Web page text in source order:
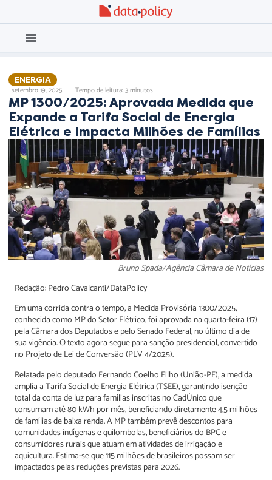
ENERGIA
setembro 19, 2025 Tempo de leitura: 3 minutos
MP 1300/2025: Aprovada Medida que
Expande a Tarifa Social de Energia
Elétrica e Impacta Milhões de Famílias
Bruno Spada/Agência Câmara de Notícias
Redação: Pedro Cavalcanti/DataPolicy
Em uma corrida contra o tempo, a Medida Provisória 1300/2025,
conhecida como MP do Setor Elétrico, foi aprovada na quarta-feira (17)
pela Câmara dos Deputados e pelo Senado Federal, no último dia de
sua vigência. O texto agora segue para sanção presidencial, convertido
no Projeto de Lei de Conversão (PLV 4/2025).
Relatada pelo deputado Fernando Coelho Filho (União-PE), a medida
amplia a Tarifa Social de Energia Elétrica (TSEE), garantindo isenção
total da conta de luz para famílias inscritas no CadÚnico que
consumam até 80 kWh por mês, beneficiando diretamente 4,5 milhões
de famílias de baixa renda. A MP também prevê descontos para
comunidades indígenas e quilombolas, beneficiários do BPC e
consumidores rurais que atuam em atividades de irrigação e
aquicultura. Estima-se que 115 milhões de brasileiros possam ser
impactados pelas reduções previstas para 2026.